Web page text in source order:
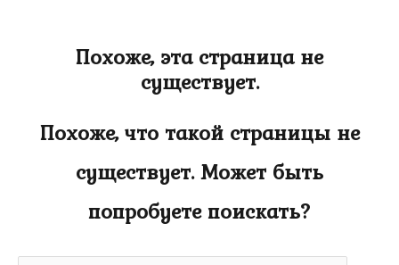
Похоже, эта страница не
существует.
Похоже, что такой страницы не
существует. Может быть
попробуете поискать?